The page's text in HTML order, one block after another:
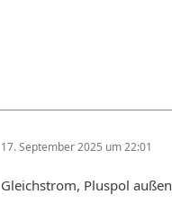
17. September 2025 um 22:01
Gleichstrom, Pluspol außen